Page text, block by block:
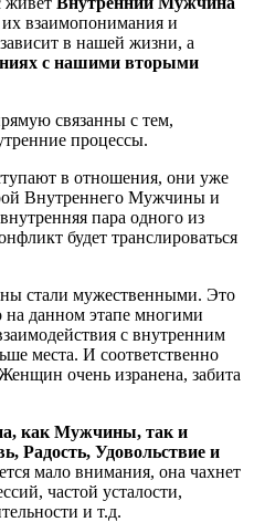
взаимопонимания и
в нашей жизни, а
с нашими вторыми
связанны с тем,
процессы.
в отношения, они уже
Внутреннего Мужчины и
пара одного из
будет транслироваться
стали мужественными. Это
на данном этапе многими
с внутренним
места. И соответственно
очень изранена, забита
как Мужчины, так и
Радость, Удовольствие и
мало внимания, она чахнет
частой усталости,
и т.д.